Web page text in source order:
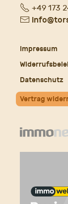
Fon+49 173
E-
Impressum
Datenschutz
Vertrag